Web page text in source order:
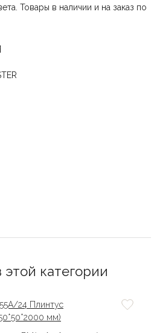
Товары в наличии и на заказ по
этой категории